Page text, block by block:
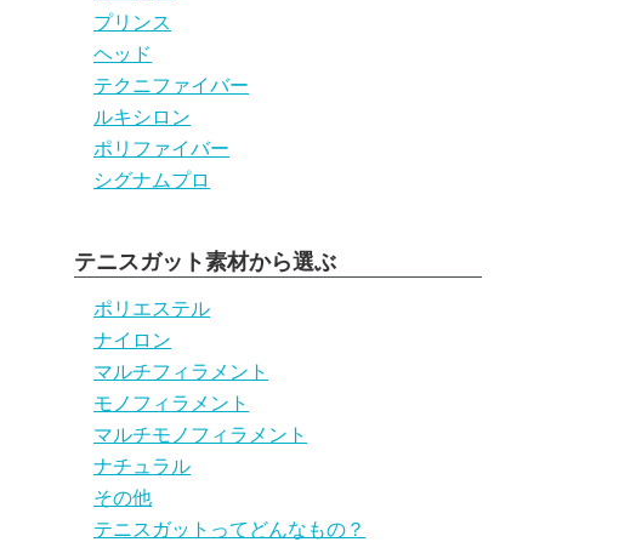
プリンス
ヘッド
テクニファイバー
ルキシロン
ポリファイバー
シグナムプロ
テニスガット素材から選ぶ
ポリエステル
ナイロン
マルチフィラメント
モノフィラメント
マルチモノフィラメント
ナチュラル
その他
テニスガットってどんなもの？